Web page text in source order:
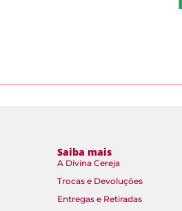
Saiba mais
A Divina Cereja
Trocas e Devoluções
Entregas e Retiradas